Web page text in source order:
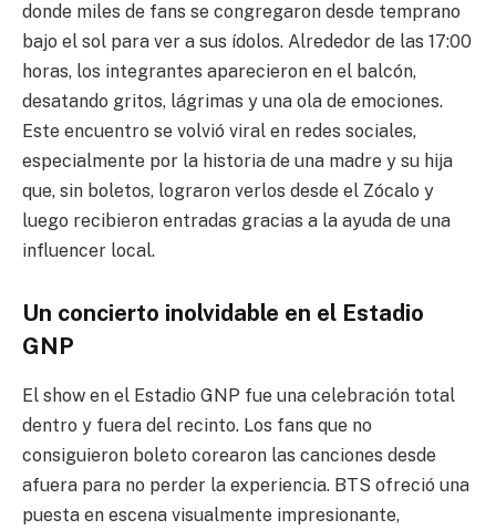
donde miles de fans se congregaron desde temprano
bajo el sol para ver a sus ídolos. Alrededor de las 17:00
horas, los integrantes aparecieron en el balcón,
desatando gritos, lágrimas y una ola de emociones.
Este encuentro se volvió viral en redes sociales,
especialmente por la historia de una madre y su hija
que, sin boletos, lograron verlos desde el Zócalo y
luego recibieron entradas gracias a la ayuda de una
influencer local.
Un concierto inolvidable en el Estadio
GNP
El show en el Estadio GNP fue una celebración total
dentro y fuera del recinto. Los fans que no
consiguieron boleto corearon las canciones desde
afuera para no perder la experiencia. BTS ofreció una
puesta en escena visualmente impresionante,